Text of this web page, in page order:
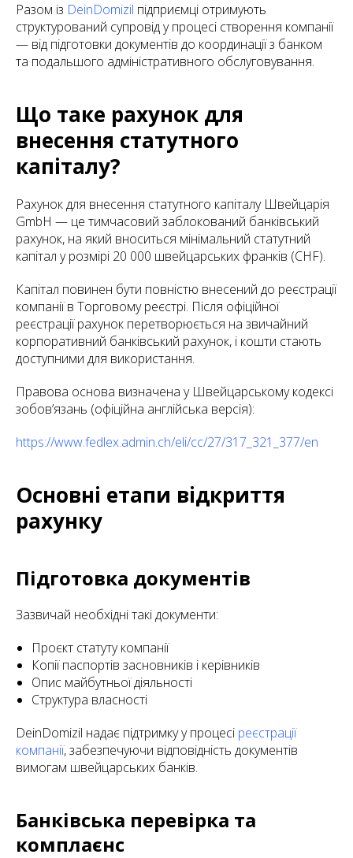
Разом із DeinDomizil підприємці отримують
структурований супровід у процесі створення компанії
— від підготовки документів до координації з банком
та подальшого адміністративного обслуговування.
Що таке рахунок для
внесення статутного
капіталу?
Рахунок для внесення статутного капіталу Швейцарія
GmbH — це тимчасовий заблокований банківський
рахунок, на який вноситься мінімальний статутний
капітал у розмірі 20 000 швейцарських франків (CHF).
Капітал повинен бути повністю внесений до реєстрації
компанії в Торговому реєстрі. Після офіційної
реєстрації рахунок перетворюється на звичайний
корпоративний банківський рахунок, і кошти стають
доступними для використання.
Правова основа визначена у Швейцарському кодексі
зобов’язань (офіційна англійська версія):
https://www.fedlex.admin.ch/eli/cc/27/317_321_377/en
Основні етапи відкриття
рахунку
Підготовка документів
Зазвичай необхідні такі документи:
Проєкт статуту компанії
Копії паспортів засновників і керівників
Опис майбутньої діяльності
Структура власності
DeinDomizil надає підтримку у процесі реєстрації
компанії, забезпечуючи відповідність документів
вимогам швейцарських банків.
Банківська перевірка та
комплаєнс